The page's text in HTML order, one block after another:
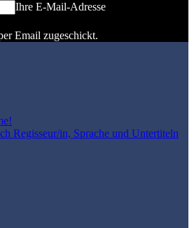
Ihre E-Mail-Adresse
Email zugeschickt.
Regisseur/in, Sprache und Untertiteln